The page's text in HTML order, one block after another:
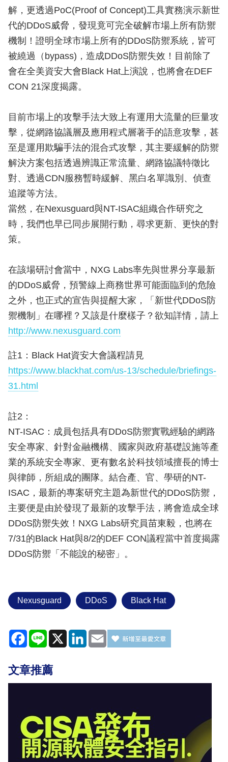
解，更透過PoC(Proof of Concept)工具實務演示新世
代的DDoS威脅，發現竟可完全破解市場上所有防禦
機制！證明全球市場上所有的DDoS防禦系統，皆可
被繞過（bypass)，造成DDoS防禦失效！目前除了
會在全美資安大會Black Hat上演說，也將會在DEF
CON 21深度揭露。
目前市場上的攻擊手法大致上有運用大流量的巨量攻
擊，從網路協議層及應用程式層著手的語意攻擊，甚
至是運用欺騙手法的混合式攻擊，其主要緩解的防禦
解決方案包括透過辨識正常流量、網路協議特徵比
對、透過CDN服務暫時緩解、黑白名單識別、偵查
追蹤等方法。
當然，在Nexusguard與NT-ISAC組織合作研究之
時，我們也早已同步展開行動，尋求更新、更快的對
策。
在該場研討會當中，NXG Labs率先與世界分享最新
的DDoS威脅，預警線上商務世界可能面臨到的危險
之外，也正式的宣告與提醒大家，「新世代DDoS防
禦機制」在哪裡？又該是什麼樣子？欲知詳情，請上
http://www.nexusguard.com
註1：Black Hat資安大會議程請見
https://www.blackhat.com/us-13/schedule/briefings-
31.html
註2：
NT-ISAC：成員包括具有DDoS防禦實戰經驗的網路
安全專家、針對金融機構、國家與政府基礎設施等產
業的系統安全專家、更有數名於科技領域擅長的博士
與律師，所組成的團隊。結合產、官、學研的NT-
ISAC，最新的專案研究主題為新世代的DDoS防禦，
主要便是由於發現了最新的攻擊手法，將會造成全球
DDoS防禦失效！NXG Labs研究員苗東毅，也將在
7/31的Black Hat與8/2的DEF CON議程當中首度揭露
DDoS防禦「不能說的秘密」。
Nexusguard DDoS Black Hat
Facebook
Line X LinkedIn
Email
文章推薦